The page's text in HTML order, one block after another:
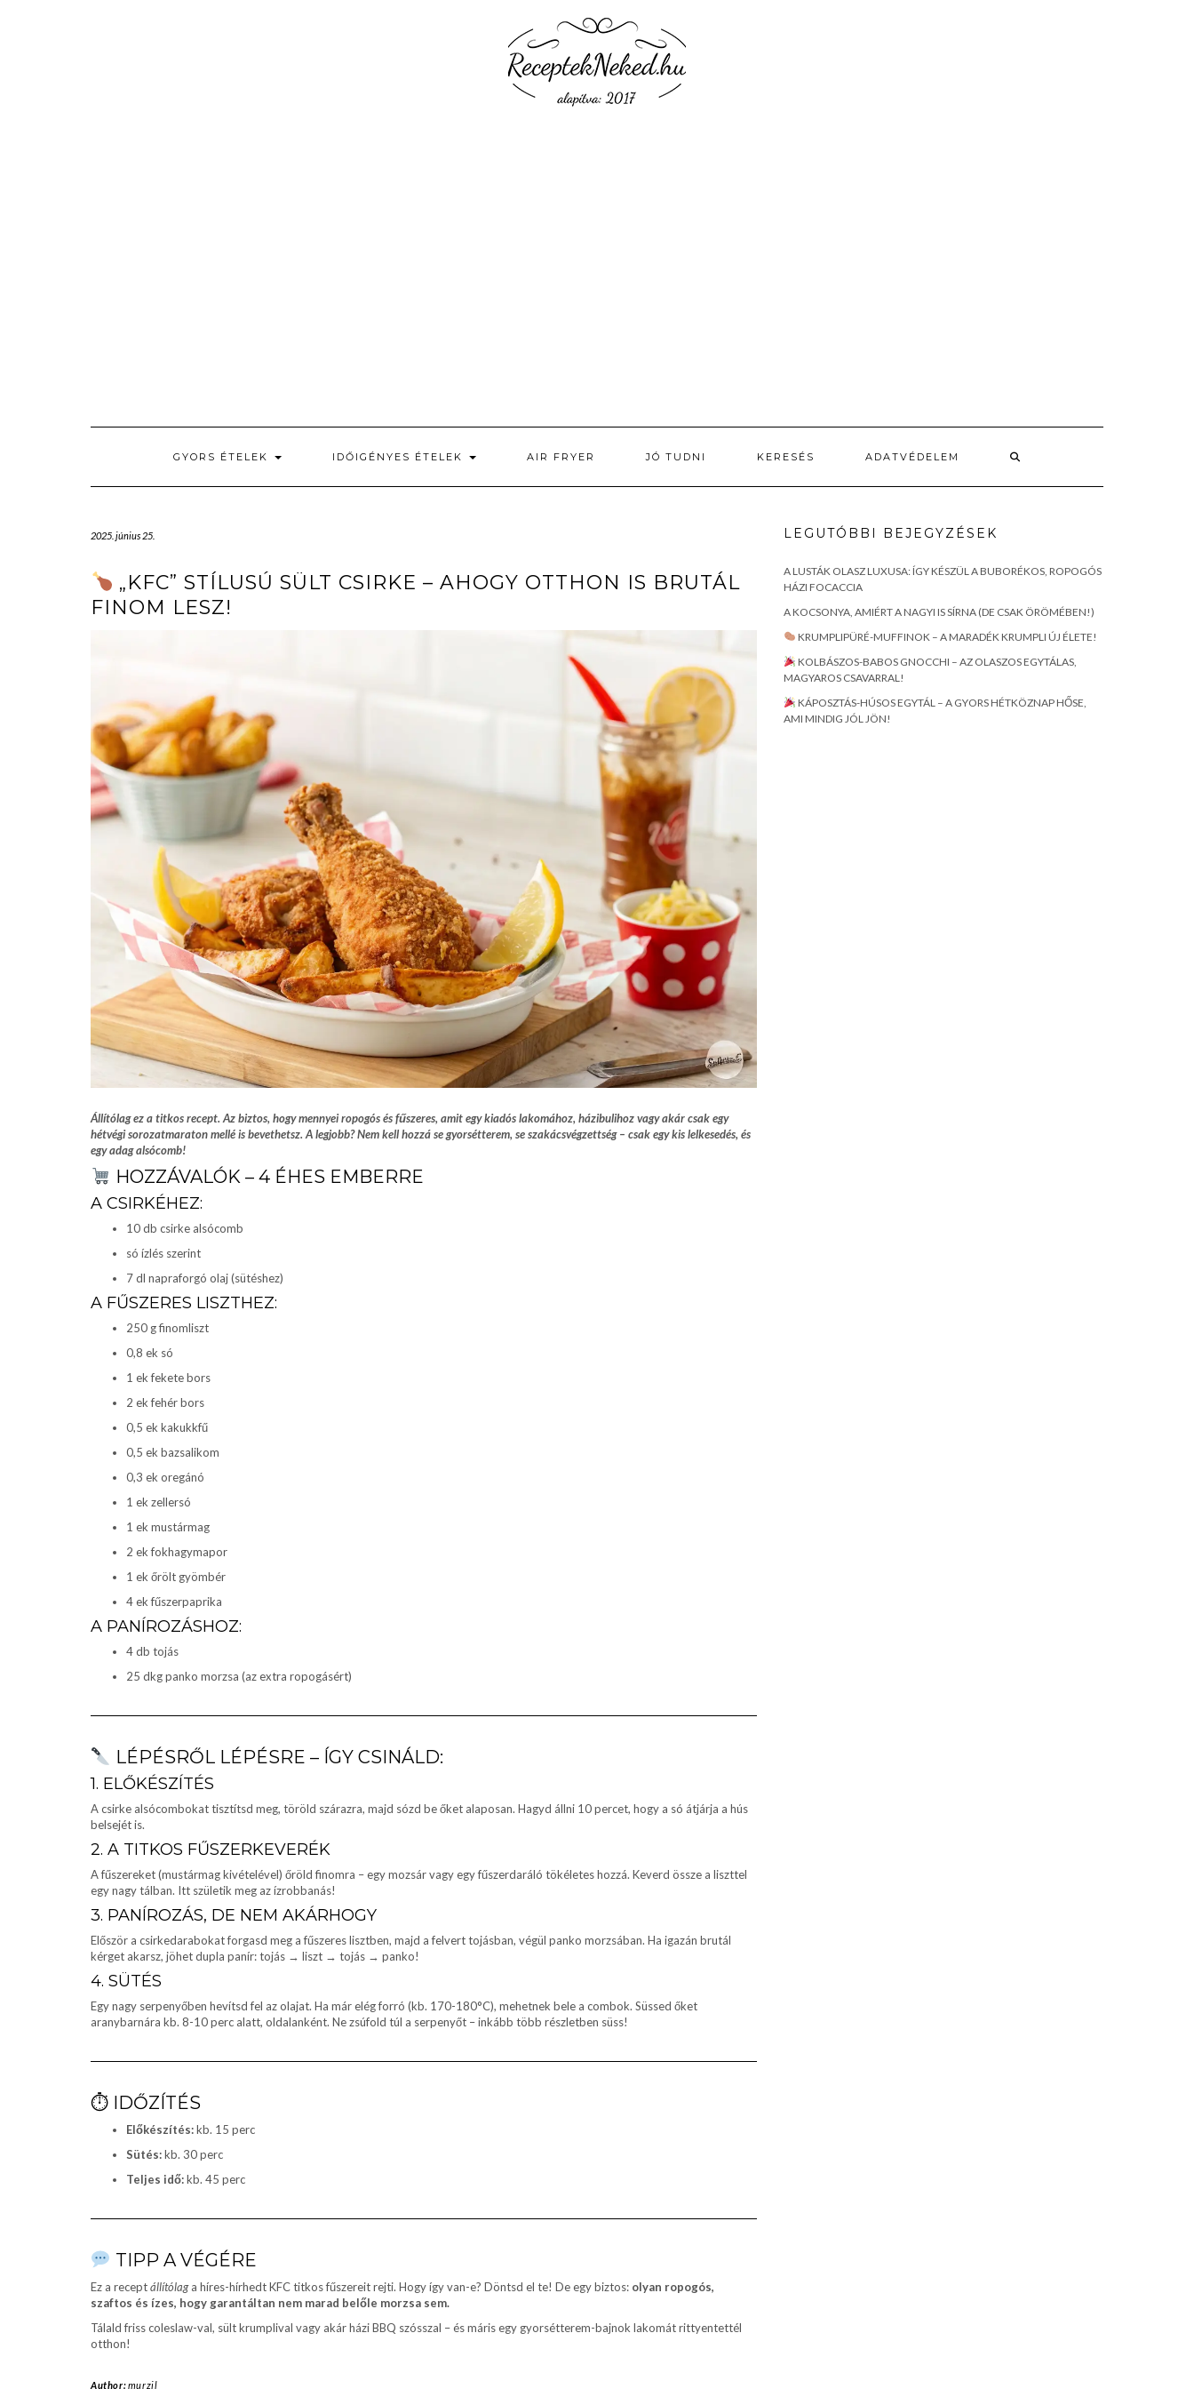
GYORS ÉTELEK IDŐIGÉNYES ÉTELEK AIR FRYER JÓ TUDNI KERESÉS ADATVÉDELEM
2025. június 25.
„KFC” STÍLUSÚ SÜLT CSIRKE – AHOGY OTTHON IS BRUTÁL
FINOM LESZ!
Állítólag ez a titkos recept. Az biztos, hogy mennyei ropogós és fűszeres, amit egy kiadós lakomához, házibulihoz vagy akár csak egy
hétvégi sorozatmaraton mellé is bevethetsz. A legjobb? Nem kell hozzá se gyorsétterem, se szakácsvégzettség – csak egy kis lelkesedés, és
egy adag alsócomb!
HOZZÁVALÓK – 4 ÉHES EMBERRE
A CSIRKÉHEZ:
10 db csirke alsócomb
só ízlés szerint
7 dl napraforgó olaj (sütéshez)
A FŰSZERES LISZTHEZ:
250 g finomliszt
0,8 ek só
1 ek fekete bors
2 ek fehér bors
0,5 ek kakukkfű
0,5 ek bazsalikom
0,3 ek oregánó
1 ek zellersó
1 ek mustármag
2 ek fokhagymapor
1 ek őrölt gyömbér
4 ek fűszerpaprika
A PANÍROZÁSHOZ:
4 db tojás
25 dkg panko morzsa (az extra ropogásért)
LÉPÉSRŐL LÉPÉSRE – ÍGY CSINÁLD:
1. ELŐKÉSZÍTÉS
A csirke alsócombokat tisztítsd meg, töröld szárazra, majd sózd be őket alaposan. Hagyd állni 10 percet, hogy a só átjárja a hús
belsejét is.
2. A TITKOS FŰSZERKEVERÉK
A fűszereket (mustármag kivételével) őröld finomra – egy mozsár vagy egy fűszerdaráló tökéletes hozzá. Keverd össze a liszttel
egy nagy tálban. Itt születik meg az ízrobbanás!
3. PANÍROZÁS, DE NEM AKÁRHOGY
Először a csirkedarabokat forgasd meg a fűszeres lisztben, majd a felvert tojásban, végül panko morzsában. Ha igazán brutál
kérget akarsz, jöhet dupla panír: tojás → liszt → tojás → panko!
4. SÜTÉS
Egy nagy serpenyőben hevítsd fel az olajat. Ha már elég forró (kb. 170-180°C), mehetnek bele a combok. Süssed őket
aranybarnára kb. 8-10 perc alatt, oldalanként. Ne zsúfold túl a serpenyőt – inkább több részletben süss!
⏱ IDŐZÍTÉS
Előkészítés:kb. 15 perc
Sütés:kb. 30 perc
Teljes idő:kb. 45 perc
TIPP A VÉGÉRE
Ez a receptállítólaga híres-hírhedt KFC titkos fűszereit rejti. Hogy így van-e? Döntsd el te! De egy biztos: olyan ropogós,
szaftos és ízes, hogy garantáltan nem marad belőle morzsa sem.
Tálald friss coleslaw-val, sült krumplival vagy akár házi BBQ szósszal – és máris egy gyorsétterem-bajnok lakomát rittyentettél
otthon!
Author:murzil
LEGUTÓBBI BEJEGYZÉSEK
A LUSTÁK OLASZ LUXUSA: ÍGY KÉSZÜL A BUBORÉKOS, ROPOGÓS
HÁZI FOCACCIA
A KOCSONYA, AMIÉRT A NAGYI IS SÍRNA (DE CSAK ÖRÖMÉBEN!)
KRUMPLIPÜRÉ-MUFFINOK – A MARADÉK KRUMPLI ÚJ ÉLETE!
KOLBÁSZOS-BABOS GNOCCHI – AZ OLASZOS EGYTÁLAS,
MAGYAROS CSAVARRAL!
KÁPOSZTÁS-HÚSOS EGYTÁL – A GYORS HÉTKÖZNAP HŐSE,
AMI MINDIG JÓL JÖN!